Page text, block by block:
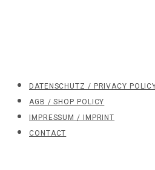
DATENSCHUTZ / PRIVACY
AGB / SHOP POLICY
IMPRESSUM / IMPRINT
CONTACT